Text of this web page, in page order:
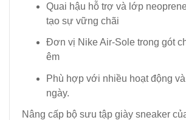
Quai hậu hỗ trợ và lớp
tạo sự vững chãi
Đơn vị Nike Air-Sole trong gót
êm
Phù hợp với nhiều hoạt động
ngày.
Nâng cấp bộ sưu tập giày sneaker